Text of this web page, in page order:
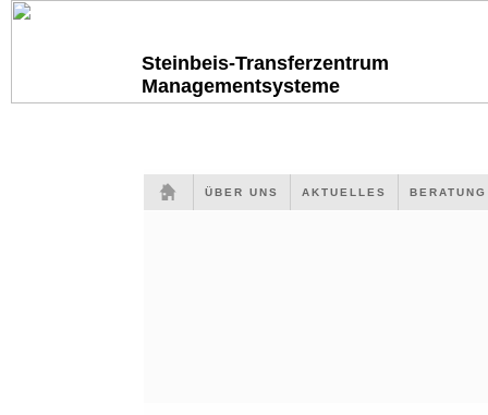
Steinbeis-Transferzentrum
Managementsysteme
ÜBER UNS AKTUELLES